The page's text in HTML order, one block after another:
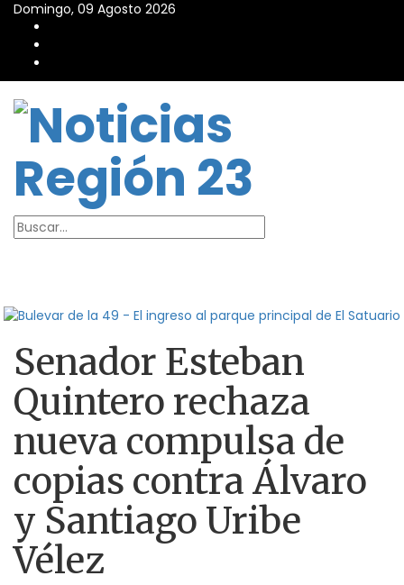
Domingo, 09 Agosto 2026
Senador Esteban
Quintero rechaza
nueva compulsa de
copias contra Álvaro
y Santiago Uribe
Vélez